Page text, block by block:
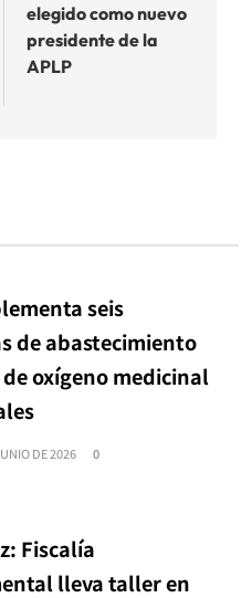
elegido como nuevo
presidente de la
APLP
seis
de abastecimiento
oxígeno medicinal
DE 2026 0
Fiscalía
lleva taller en